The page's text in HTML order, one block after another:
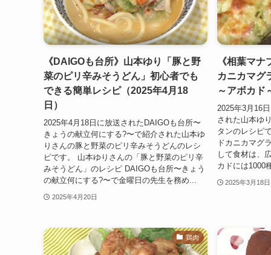
《DAIGOも台所》山本ゆり「豚と野
菜のピリ辛みそうどん」初心者でも
できる簡単レシピ（2025年4月18
日）
2025年4月18日に放送されたDAIGOも台所〜
きょうの献立何にする?〜で紹介された山本ゆ
りさんの豚と野菜のピリ辛みそうどんのレシ
ピです。 山本ゆりさんの「豚と野菜のピリ辛
みそうどん」のレシピ DAIGOも台所〜きょう
の献立何にする?〜で金曜日の先生を務め...
2025年4月20日
《相葉マ
カニカマグ
～アボカド
2025年3月16
された山本ゆ
タンのレシピ
ドカニカマグ
して食材は、
カドには1000
2025年3月18日
鶏肉